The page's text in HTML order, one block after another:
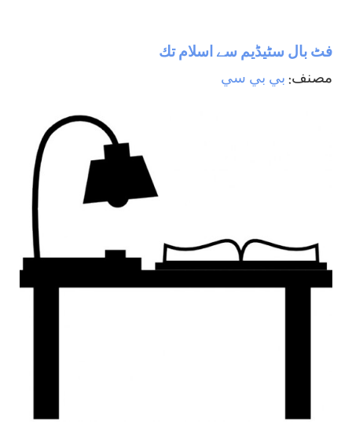
فٹ بال سٹيڈيم سے اسلام تك
مصنف: بي بي سي